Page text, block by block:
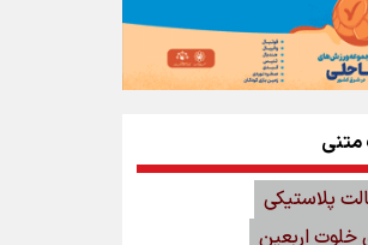
متنی
پلاستیکی
خلوت اربعین